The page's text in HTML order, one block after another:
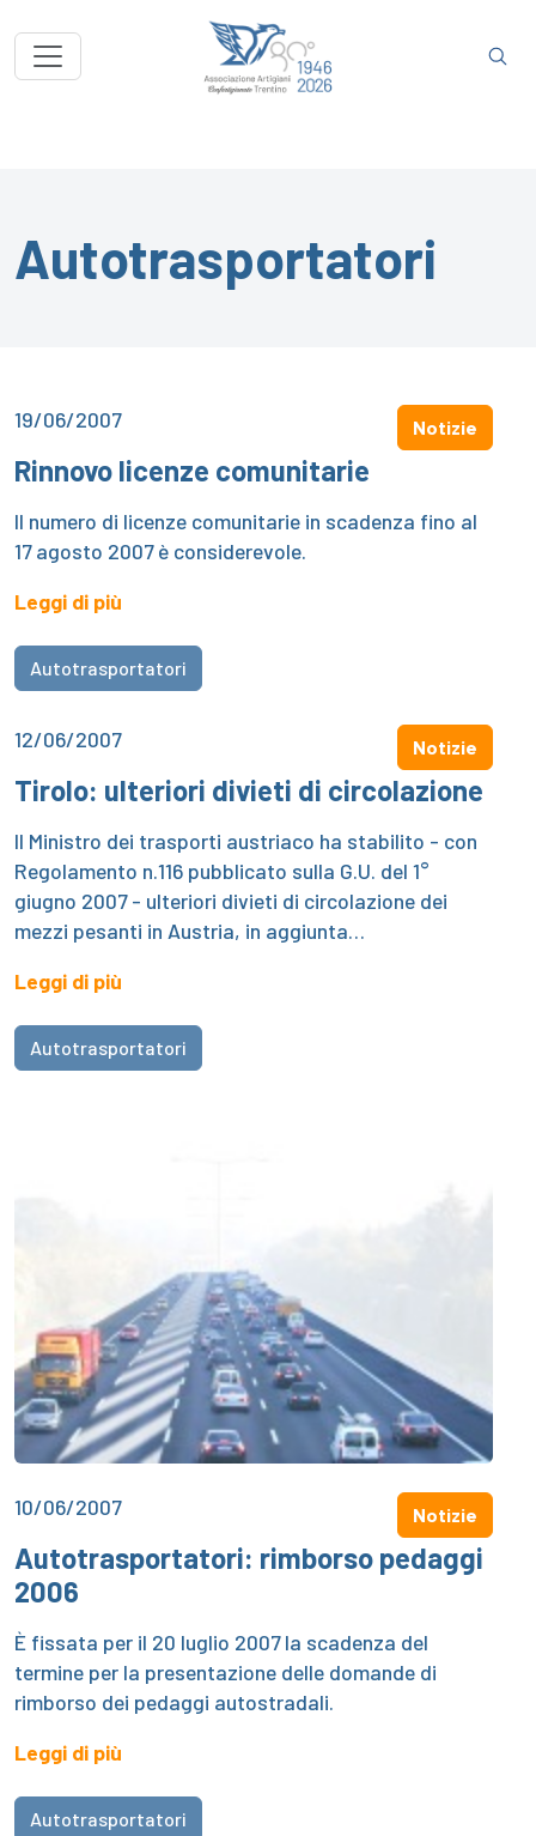
Autotrasportatori
19/06/2007 Notizie
Rinnovo licenze comunitarie
Il numero di licenze comunitarie in scadenza fino al
17 agosto 2007 è considerevole.
Leggi di più
Autotrasportatori
12/06/2007 Notizie
Tirolo: ulteriori divieti di circolazione
Il Ministro dei trasporti austriaco ha stabilito - con
Regolamento n.116 pubblicato sulla G.U. del 1°
giugno 2007 - ulteriori divieti di circolazione dei
mezzi pesanti in Austria, in aggiunta…
Leggi di più
Autotrasportatori
10/06/2007 Notizie
Autotrasportatori: rimborso pedaggi
2006
È fissata per il 20 luglio 2007 la scadenza del
termine per la presentazione delle domande di
rimborso dei pedaggi autostradali.
Leggi di più
Autotrasportatori